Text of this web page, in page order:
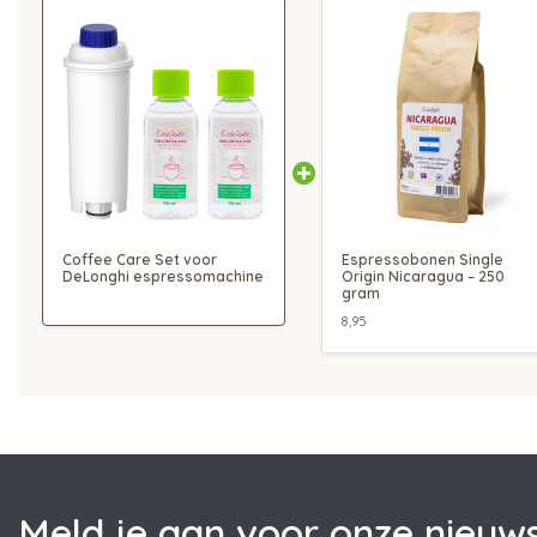
Coffee Care Set voor
DeLonghi espressomachine
Espressobonen Single
Origin Nicaragua – 250
gram
8,95